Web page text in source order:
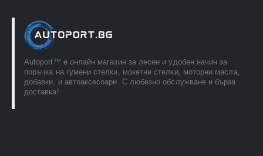
Autoport™ e онлайн магазин за лесен и удобен начин за
поръчка на гумени стелки, мокетни стелки, моторни масла,
добавки, и автоаксесоари. С любезно обслужване и бърза
доставка!